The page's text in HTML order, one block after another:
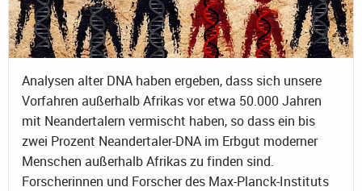
Analysen alter DNA haben ergeben, dass sich unsere
Vorfahren außerhalb Afrikas vor etwa 50.000 Jahren
mit Neandertalern vermischt haben, so dass ein bis
zwei Prozent Neandertaler-DNA im Erbgut moderner
Menschen außerhalb Afrikas zu finden sind.
Forscherinnen und Forscher des Max-Planck-Instituts